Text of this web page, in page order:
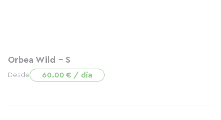
Orbea Wild - S
Desde 60.00 € / día